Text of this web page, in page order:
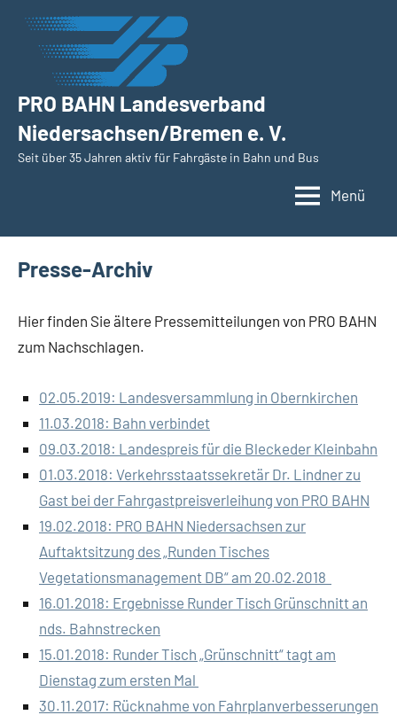
Inhalt
springen
PRO BAHN Landesverband
Niedersachsen/Bremen e. V.
Seit über 35 Jahren aktiv für Fahrgäste in Bahn und Bus
Menü
Presse-Archiv
Hier finden Sie ältere Pressemitteilungen von PRO BAHN
zum Nachschlagen.
02.05.2019: Landesversammlung in Obernkirchen
11.03.2018: Bahn verbindet
09.03.2018: Landespreis für die Bleckeder Kleinbahn
01.03.2018: Verkehrsstaatssekretär Dr. Lindner zu
Gast bei der Fahrgastpreisverleihung von PRO BAHN
19.02.2018: PRO BAHN Niedersachsen zur
Auftaktsitzung des „Runden Tisches
Vegetationsmanagement DB“ am 20.02.2018
16.01.2018: Ergebnisse Runder Tisch Grünschnitt an
nds. Bahnstrecken
15.01.2018: Runder Tisch „Grünschnitt“ tagt am
Dienstag zum ersten Mal
30.11.2017: Rücknahme von Fahrplanverbesserungen